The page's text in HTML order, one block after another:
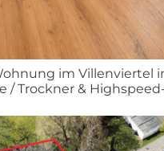
im Villenviertel
/ Trockner &